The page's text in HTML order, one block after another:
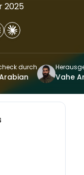
2025
durch
Vahe